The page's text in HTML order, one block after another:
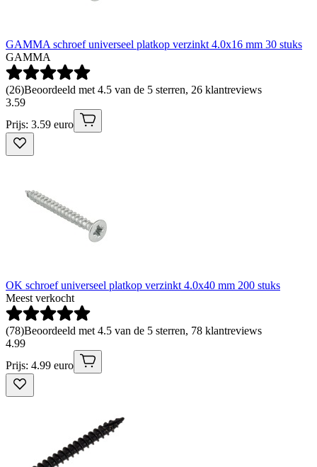
GAMMA schroef universeel platkop verzinkt 4.0x16 mm 30 stuks
GAMMA
(26)Beoordeeld met 4.5 van de 5 sterren, 26 klantreviews
3.59
Prijs: 3.59 euro
OK schroef universeel platkop verzinkt 4.0x40 mm 200 stuks
Meest verkocht
(78)Beoordeeld met 4.5 van de 5 sterren, 78 klantreviews
4.99
Prijs: 4.99 euro